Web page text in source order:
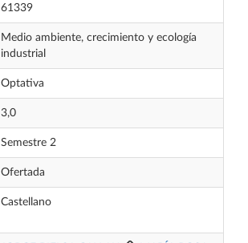
61339
Medio ambiente, crecimiento y ecología
industrial
Optativa
3,0
Semestre 2
Ofertada
Castellano